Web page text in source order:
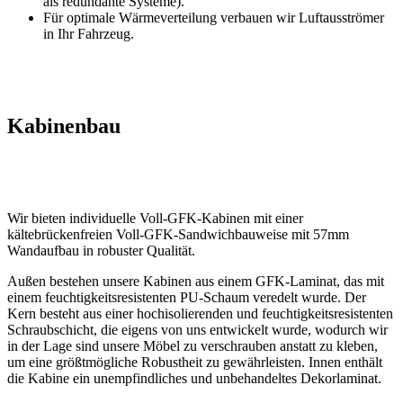
Für optimale Wärmeverteilung verbauen wir Luftausströmer
in Ihr Fahrzeug.
Kabinenbau
Wir bieten individuelle Voll-GFK-Kabinen mit einer
kältebrückenfreien Voll-GFK-Sandwichbauweise mit 57mm
Wandaufbau in robuster Qualität.
Außen bestehen unsere Kabinen aus einem GFK-Laminat, das mit
einem feuchtigkeitsresistenten PU-Schaum veredelt wurde. Der
Kern besteht aus einer hochisolierenden und feuchtigkeitsresistenten
Schraubschicht, die eigens von uns entwickelt wurde, wodurch wir
in der Lage sind unsere Möbel zu verschrauben anstatt zu kleben,
um eine größtmögliche Robustheit zu gewährleisten. Innen enthält
die Kabine ein unempfindliches und unbehandeltes Dekorlaminat.